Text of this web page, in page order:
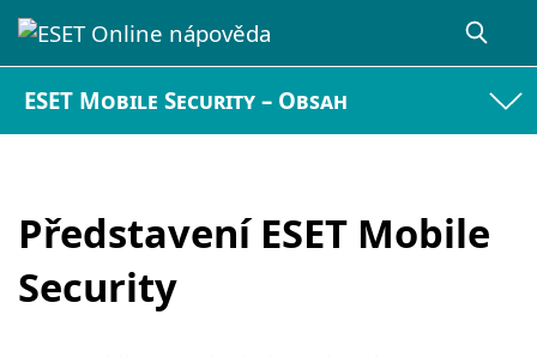
ESET Mobile Security – Obsah
Představení ESET Mobile
Security